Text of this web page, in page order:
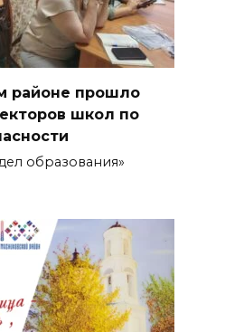
районе прошло
школ по
образования»